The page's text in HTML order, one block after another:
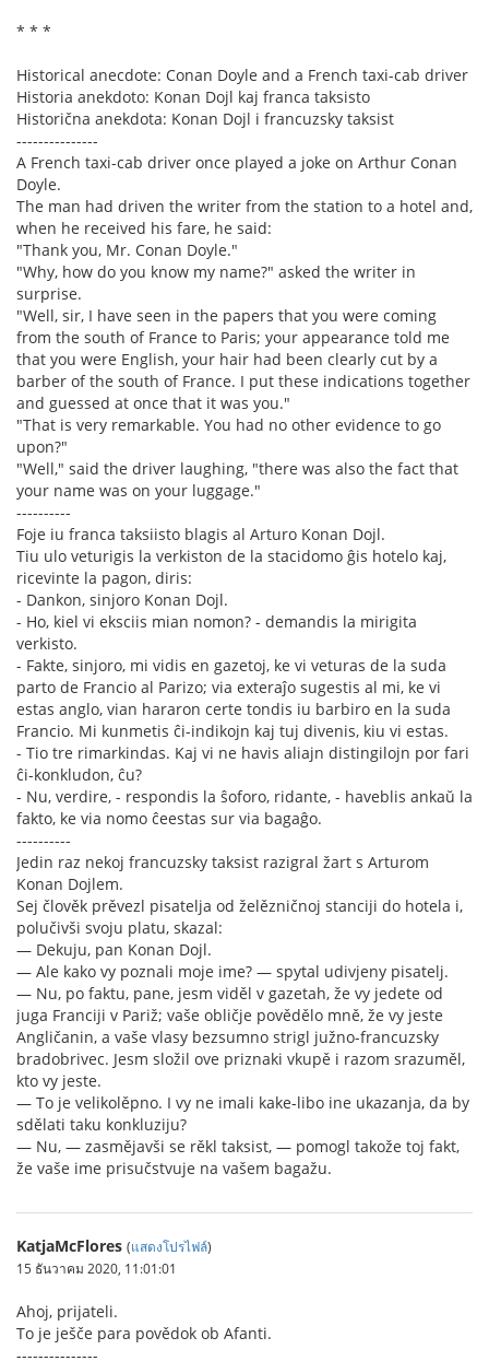
* * *
Historical anecdote: Conan Doyle and a French taxi-cab driver
Historia anekdoto: Konan Dojl kaj franca taksisto
Historična anekdota: Konan Dojl i francuzsky taksist
---------------
A French taxi-cab driver once played a joke on Arthur Conan
Doyle.
The man had driven the writer from the station to a hotel and,
when he received his fare, he said:
"Thank you, Mr. Conan Doyle."
"Why, how do you know my name?" asked the writer in
surprise.
"Well, sir, I have seen in the papers that you were coming
from the south of France to Paris; your appearance told me
that you were English, your hair had been clearly cut by a
barber of the south of France. I put these indications together
and guessed at once that it was you."
"That is very remarkable. You had no other evidence to go
upon?"
"Well," said the driver laughing, "there was also the fact that
your name was on your luggage."
----------
Foje iu franca taksiisto blagis al Arturo Konan Dojl.
Tiu ulo veturigis la verkiston de la stacidomo ĝis hotelo kaj,
ricevinte la pagon, diris:
- Dankon, sinjoro Konan Dojl.
- Ho, kiel vi eksciis mian nomon? - demandis la mirigita
verkisto.
- Fakte, sinjoro, mi vidis en gazetoj, ke vi veturas de la suda
parto de Francio al Parizo; via exteraĵo sugestis al mi, ke vi
estas anglo, vian hararon certe tondis iu barbiro en la suda
Francio. Mi kunmetis ĉi-indikojn kaj tuj divenis, kiu vi estas.
- Tio tre rimarkindas. Kaj vi ne havis aliajn distingilojn por fari
ĉi-konkludon, ĉu?
- Nu, verdire, - respondis la ŝoforo, ridante, - haveblis ankaŭ la
fakto, ke via nomo ĉeestas sur via bagaĝo.
----------
Jedin raz nekoj francuzsky taksist razigral žart s Arturom
Konan Dojlem.
Sej člověk prěvezl pisatelja od želězničnoj stanciji do hotela i,
polučivši svoju platu, skazal:
— Dekuju, pan Konan Dojl.
— Ale kako vy poznali moje ime? — spytal udivjeny pisatelj.
— Nu, po faktu, pane, jesm viděl v gazetah, že vy jedete od
juga Franciji v Pariž; vaše obličje povědělo mně, že vy jeste
Angličanin, a vaše vlasy bezsumno strigl južno-francuzsky
bradobrivec. Jesm složil ove priznaki vkupě i razom srazuměl,
kto vy jeste.
— To je velikolěpno. I vy ne imali kake-libo ine ukazanja, da by
sdělati taku konkluziju?
— Nu, — zasmějavši se rěkl taksist, — pomogl takože toj fakt,
že vaše ime prisučstvuje na vašem bagažu.
KatjaMcFlores (แสดงโปรไฟล์)
15 ธันวาคม 2020, 11:01:01
Ahoj, prijateli.
To je ješče para povědok ob Afanti.
---------------